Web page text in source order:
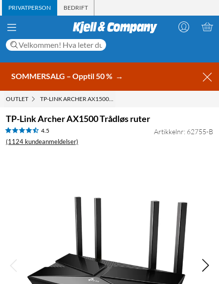
PRIVATPERSON BEDRIFT
SOMMERSALG – Opptil 50 % →
OUTLET TP-LINK ARCHER AX1500 TRÅDLØS RUTER
TP-Link Archer AX1500 Trådløs ruter
4.5
(1124 kundeanmeldelser)
Artikkelnr: 62755-B